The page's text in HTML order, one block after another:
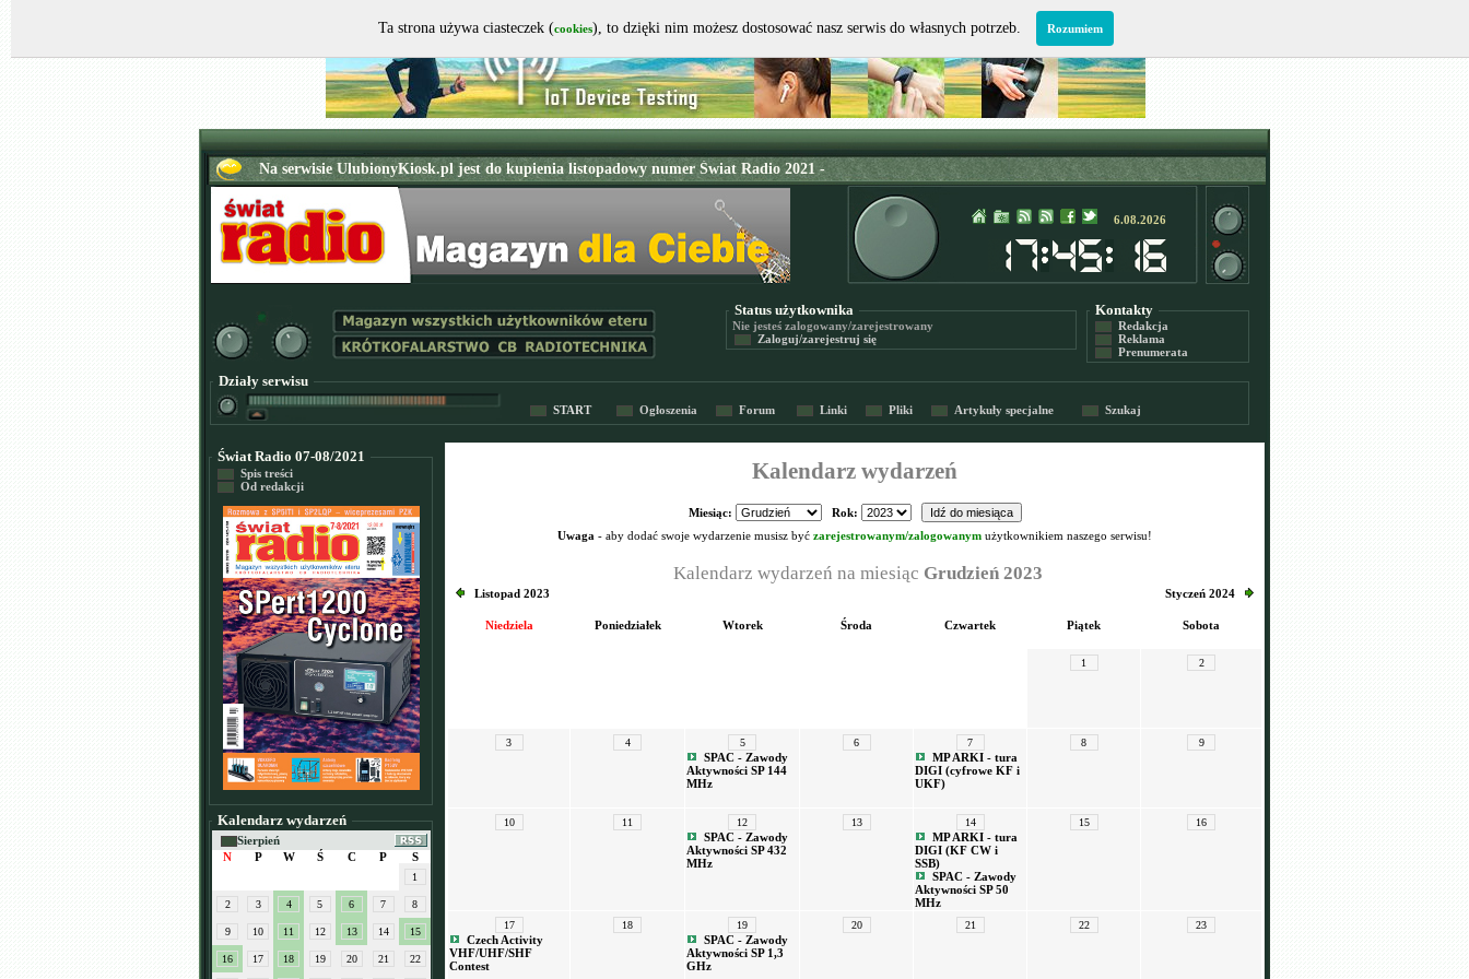
6.08.2026
Status użytkownika
Nie jesteś zalogowany/zarejestrowany
Zaloguj/zarejestruj się
Kontakty
Redakcja
Reklama
Prenumerata
Działy serwisu
START Ogłoszenia Forum Linki Pliki Artykuły specjalne Szukaj
Świat Radio 07-08/2021
Spis treści
Od redakcji
Kalendarz wydarzeń
Sierpień
N
P W Ś C P S
1
2 3 4 5 6 7 8
9 10 11 12 13 14 15
16 17 18 19 20 21 22
Kalendarz wydarzeń
Miesiąc:
Rok:
Uwaga - aby dodać swoje wydarzenie musisz być zarejestrowanym/zalogowanym użytkownikiem naszego serwisu!
Listopad 2023
Kalendarz wydarzeń na miesiąc Grudzień 2023
Styczeń 2024
Niedziela Poniedziałek Wtorek Środa Czwartek Piątek Sobota
1 2
3 4 5
SPAC - Zawody
Aktywności SP 144
MHz
6 7
MP ARKI - tura
DIGI (cyfrowe KF i
UKF)
8 9
10 11 12
SPAC - Zawody
Aktywności SP 432
MHz
13 14
MP ARKI - tura
DIGI (KF CW i
SSB)
SPAC - Zawody
Aktywności SP 50
MHz
15 16
17
Czech Activity
VHF/UHF/SHF
Contest
18 19
SPAC - Zawody
Aktywności SP 1,3
GHz
20 21 22 23
Ta strona używa ciasteczek (cookies), to dzięki nim możesz dostosować nasz serwis do własnych potrzeb. Rozumiem